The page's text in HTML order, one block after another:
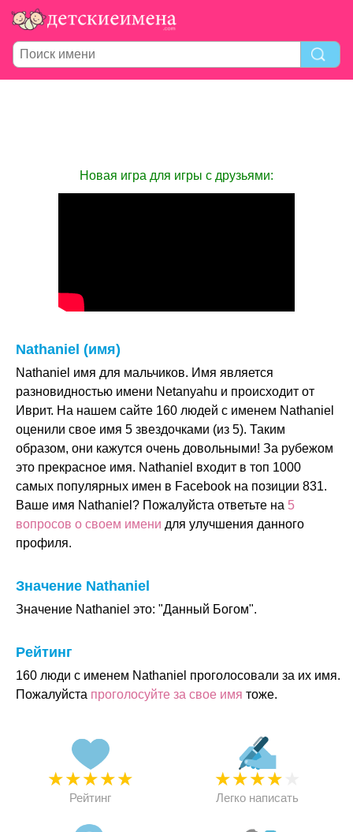
Новая игра для игры с друзьями:
Nathaniel (имя)
Nathaniel имя для мальчиков. Имя является
разновидностью имени Netanyahu и происходит от
Иврит. На нашем сайте 160 людей с именем Nathaniel
оценили свое имя 5 звездочками (из 5). Таким
образом, они кажутся очень довольными! За рубежом
это прекрасное имя. Nathaniel входит в топ 1000
самых популярных имен в Facebook на позиции 831.
Ваше имя Nathaniel? Пожалуйста ответьте на 5
вопросов о своем имени для улучшения данного
профиля.
Значение Nathaniel
Значение Nathaniel это: "Данный Богом".
Рейтинг
160 люди с именем Nathaniel проголосовали за их имя.
Пожалуйста проголосуйте за свое имя тоже.
★★★★★
Рейтинг
★★★★
Легко написать